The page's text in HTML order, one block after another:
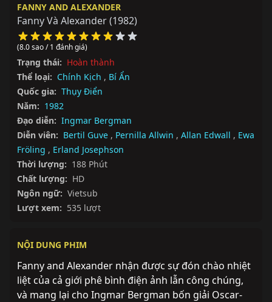
FANNY AND ALEXANDER
Fanny Và Alexander(1982)
(8.0 sao / 1 đánh giá)
Trạng thái: Hoàn thành
Thể loại: Chính Kịch , Bí Ẩn
Quốc gia: Thụy Điển
Năm: 1982
Đạo diễn: Ingmar Bergman
Diễn viên: Bertil Guve , Pernilla Allwin , Allan Edwall , Ewa
Fröling , Erland Josephson
Thời lượng: 188 Phút
Chất lượng: HD
Ngôn ngữ: Vietsub
Lượt xem: 535 lượt
NỘI DUNG PHIM
Fanny and Alexander nhận được sự đón chào nhiệt
liệt của cả giới phê bình điện ảnh lẫn công chúng,
và mang lại cho Ingmar Bergman bốn giải Oscar-